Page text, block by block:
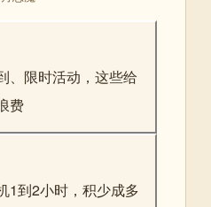
、限时活动，这些给
费
1到2小时，积少成多